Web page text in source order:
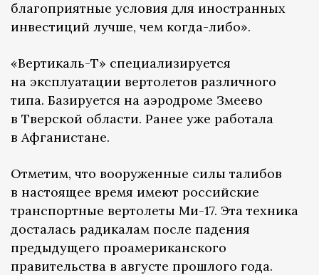
благоприятные условия для иностранных
инвестиций лучше, чем когда-либо».
«Вертикаль-Т» специализируется
на эксплуатации вертолетов различного
типа. Базируется на аэродроме Змеево
в Тверской области. Ранее уже работала
в Афганистане.
Отметим, что вооруженные силы талибов
в настоящее время имеют российские
транспортные вертолеты Ми-17. Эта техника
досталась радикалам после падения
предыдущего проамериканского
правительства в августе прошлого года.